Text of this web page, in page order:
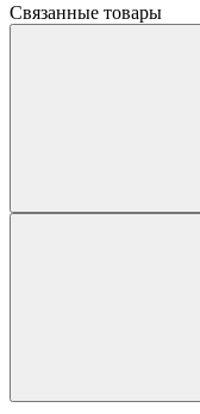
Связанные товары